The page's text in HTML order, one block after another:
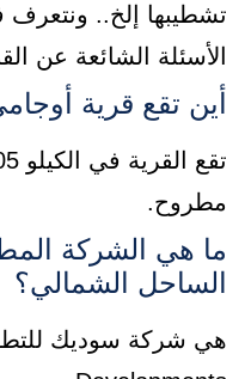
تشطيبها إلخ.. ونتعرف
الأسئلة الشائعة عن
أين تقع قرية
مطروح.
ما هي الشركة
الساحل الشمالي؟